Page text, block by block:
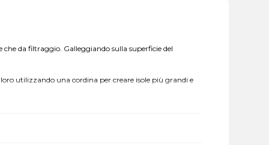
da filtraggio. Galleggiando sulla superficie del
utilizzando una cordina per creare isole più grandi e